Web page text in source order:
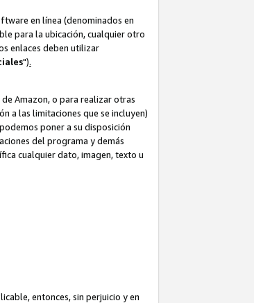
en línea (denominados en
para la ubicación, cualquier otro
enlaces deben utilizar
").
Amazon, o para realizar otras
a las limitaciones que se incluyen)
poner a su disposición
del programa y demás
cualquier dato, imagen, texto u
entonces, sin perjuicio y en